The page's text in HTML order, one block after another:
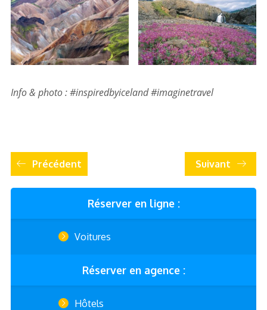
Réserver en ligne :
Voitures
Réserver en agence :
Hôtels
Info & photo : #inspiredbyiceland #imaginetravel
Précédent Suivant